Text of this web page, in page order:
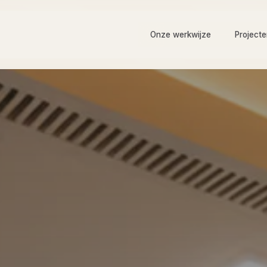
Onze werkwijze